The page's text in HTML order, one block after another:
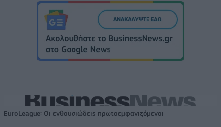
EuroLeague: Οι ενθουσιώδεις πρωτοεμφανιζόμενοι